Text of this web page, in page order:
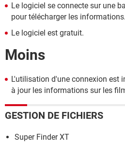
Le logiciel se connecte sur une
pour télécharger les informations.
Le logiciel est gratuit.
Moins
L'utilisation d'une connexion est
à jour les informations sur les
GESTION DE FICHIERS
Super Finder XT